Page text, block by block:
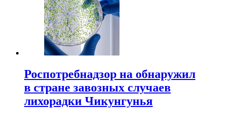
Роспотребнадзор на обнаружил
в стране завозных случаев
лихорадки Чикунгунья